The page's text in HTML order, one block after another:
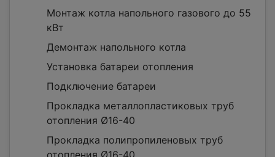
Монтаж котла напольного газового до 55
кВт
Демонтаж напольного котла
Установка батареи отопления
Подключение батареи
Прокладка металлопластиковых труб
отопления Ø16-40
Прокладка полипропиленовых труб
отопления Ø16-40